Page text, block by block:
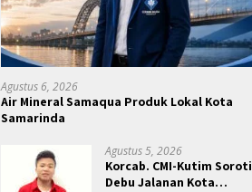
Agustus 6, 2026
Air Mineral Samaqua Produk Lokal Kota
Samarinda
Agustus 5, 2026
Korcab. CMI-Kutim Soroti
Debu Jalanan Kota